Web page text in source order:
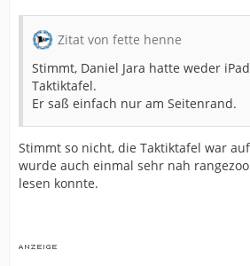
Zitat von fette henne
Stimmt, Daniel Jara hatte weder
Taktiktafel.
Er saß einfach nur am Seitenrand.
Stimmt so nicht, die Taktiktafel war
wurde auch einmal sehr nah
lesen konnte.